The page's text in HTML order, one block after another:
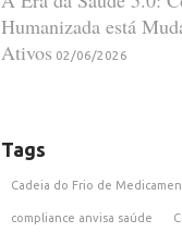
Humanizada está
Ativos 02/06/2026
Tags
Cadeia do Frio de
compliance anvisa saúde